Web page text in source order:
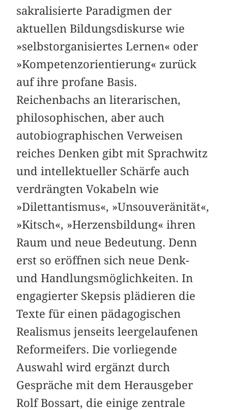
sakralisierte Paradigmen der
aktuellen Bildungsdiskurse wie
»selbst­organisiertes Lernen« oder
»Kompetenzorientierung« zurück
auf ihre profane Basis.
Reichenbachs an literarischen,
philosophischen, aber auch
autobiographischen Ver­weisen
reiches Denken gibt mit Sprachwitz
und intellektueller Schärfe auch
verdrängten Vokabeln wie
»Dilettantismus«, »Unsouveränität«,
»Kitsch«, »Herzensbildung« ihren
Raum und neue Bedeutung. Denn
erst so eröffnen sich neue Denk-
und Handlungsmöglichkeiten. In
engagierter Skepsis plädieren die
Texte für einen pädagogischen
Realismus jenseits leergelaufenen
Reformeifers. Die vorliegende
Auswahl wird ergänzt durch
Gespräche mit dem Herausgeber
Rolf Bossart, die einige zentrale